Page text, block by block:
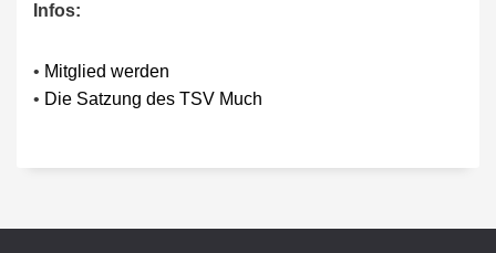
Infos:
• Mitglied werden
• Die Satzung des TSV Much